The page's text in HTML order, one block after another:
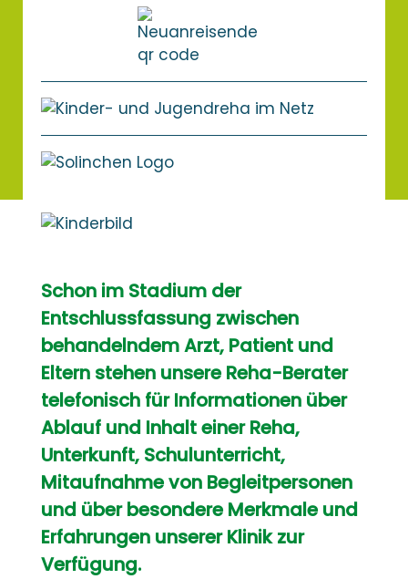
Schon im Stadium der
Entschlussfassung zwischen
behandelndem Arzt, Patient und
Eltern stehen unsere Reha-Berater
telefonisch für Informationen über
Ablauf und Inhalt einer Reha,
Unterkunft, Schulunterricht,
Mitaufnahme von Begleitpersonen
und über besondere Merkmale und
Erfahrungen unserer Klinik zur
Verfügung.